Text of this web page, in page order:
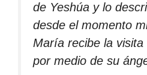
de Yeshúa y lo
desde el momento
María recibe la visita
por medio de su